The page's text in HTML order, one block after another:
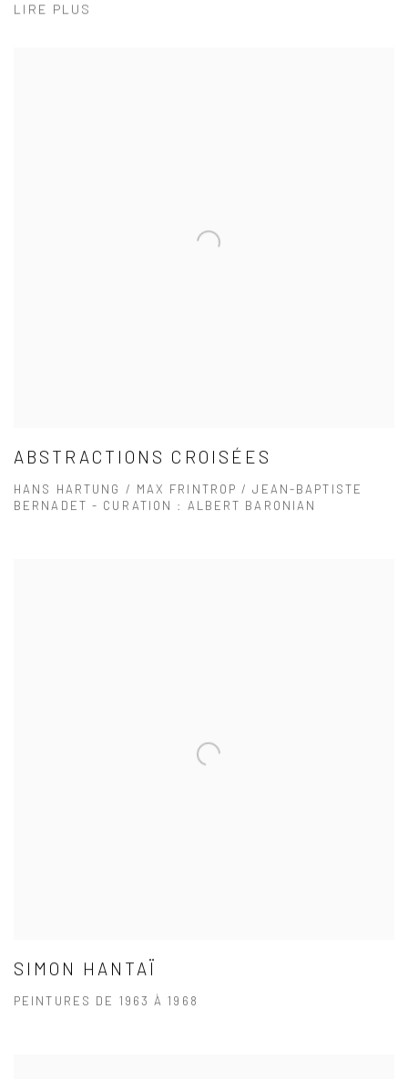
LIRE PLUS
ABSTRACTIONS CROISÉES
HANS HARTUNG / MAX FRINTROP / JEAN-BAPTISTE
BERNADET - CURATION : ALBERT BARONIAN
SIMON HANTAÏ
PEINTURES DE 1963 À 1968